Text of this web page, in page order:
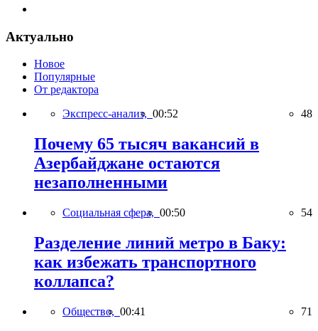
Актуально
Новое
Популярные
От редактора
Экспресс-анализ, 00:52 48
Почему 65 тысяч вакансий в
Азербайджане остаются
незаполненными
Социальная сфера, 00:50 54
Разделение линий метро в Баку:
как избежать транспортного
коллапса?
Общество, 00:41 71